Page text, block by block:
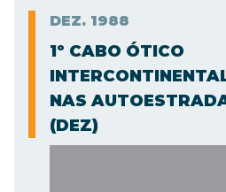
DEZ. 1988
1º CABO ÓTICO
NAS
(DEZ)